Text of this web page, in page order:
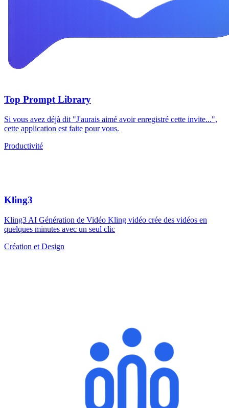
Top Prompt Library
Si vous avez déjà dit "J'aurais aimé avoir enregistré cette invite...",
cette application est faite pour vous.
Productivité
Kling3
Kling3 AI Génération de Vidéo Kling vidéo crée des vidéos en
quelques minutes avec un seul clic
Création et Design